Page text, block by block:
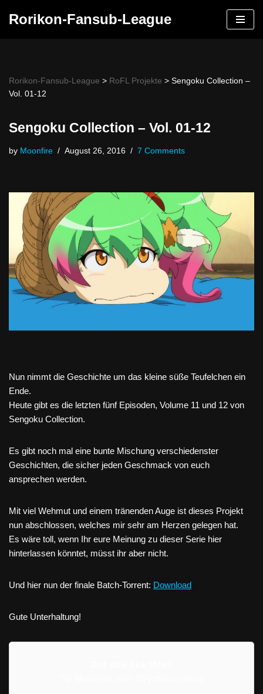
Rorikon-Fansub-League
Rorikon-Fansub-League > RoFL Projekte > Sengoku Collection –
Vol. 01-12
Sengoku Collection – Vol. 01-12
by Moonfire August 26, 2016 7 Comments
Nun nimmt die Geschichte um das kleine süße Teufelchen ein
Ende.
Heute gibt es die letzten fünf Episoden, Volume 11 und 12 von
Sengoku Collection.
Es gibt noch mal eine bunte Mischung verschiedenster
Geschichten, die sicher jeden Geschmack von euch
ansprechen werden.
Mit viel Wehmut und einem tränenden Auge ist dieses Projekt
nun abschlossen, welches mir sehr am Herzen gelegen hat.
Es wäre toll, wenn Ihr eure Meinung zu dieser Serie hier
hinterlassen könntet, müsst ihr aber nicht.
Und hier nun der finale Batch-Torrent: Download
Gute Unterhaltung!